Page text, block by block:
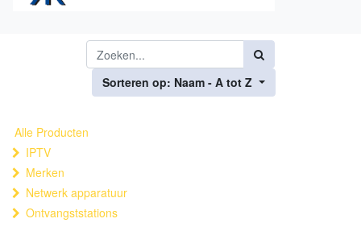
Sorteren op: Naam - A tot Z
Alle Producten
IPTV
Merken
Netwerk apparatuur
Ontvangststations